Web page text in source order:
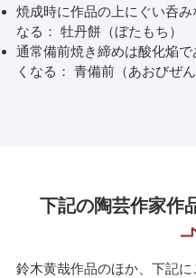
焼成時に作品の上にぐい呑
なる： 牡丹餅（ぼたもち）
通常備前焼き締めは酸化焔
くなる： 青備前（あおびぜん
下記の陶芸作家作
鈴木黄哉作品のほか、下記